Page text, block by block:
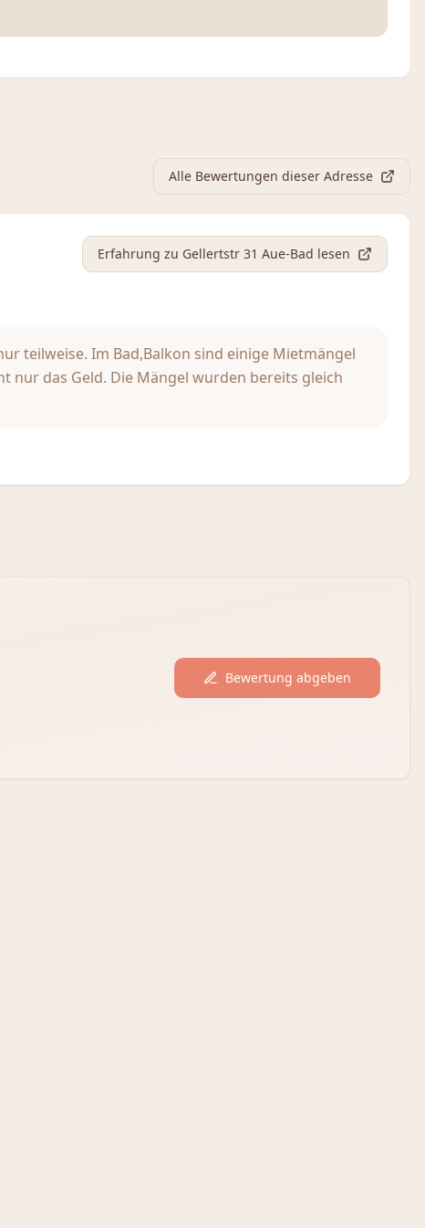
Alle Bewertungen dieser Adresse
Erfahrung zu Gellertstr 31 Aue-Bad lesen
teilweise. Im Bad,Balkon sind einige Mietmängel
nur das Geld. Die Mängel wurden bereits gleich
Bewertung abgeben